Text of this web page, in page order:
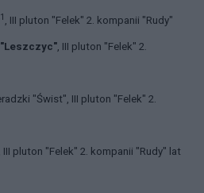
1 , III pluton "Felek" 2. kompanii "Rudy"
, III pluton "Felek" 2.
"Świst", III pluton "Felek" 2.
, III pluton "Felek" 2. kompanii "Rudy" lat